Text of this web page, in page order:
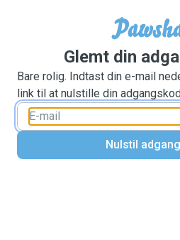
Glemt din
Bare rolig. Indtast din e-mail
link til at nulstille din
Nulstil